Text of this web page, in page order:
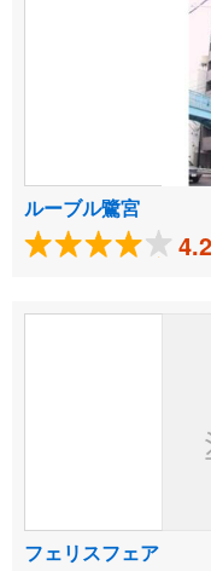
ルーブル鷺宮
4.2
フェリスフェア